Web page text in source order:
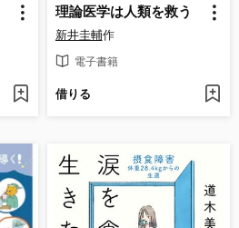
理論医学は人類を救う
新井圭輔作
電子書籍
借りる